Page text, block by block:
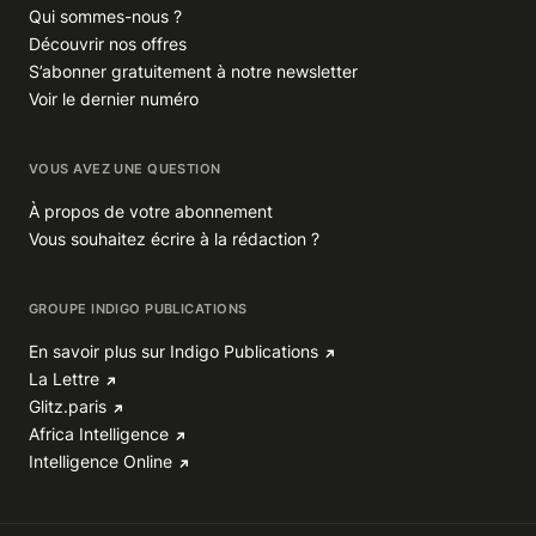
Qui sommes-nous ?
Découvrir nos offres
S’abonner gratuitement à notre newsletter
Voir le dernier numéro
VOUS AVEZ UNE QUESTION
À propos de votre abonnement
Vous souhaitez écrire à la rédaction ?
GROUPE INDIGO PUBLICATIONS
En savoir plus sur Indigo Publications
La Lettre
Glitz.paris
Africa Intelligence
Intelligence Online